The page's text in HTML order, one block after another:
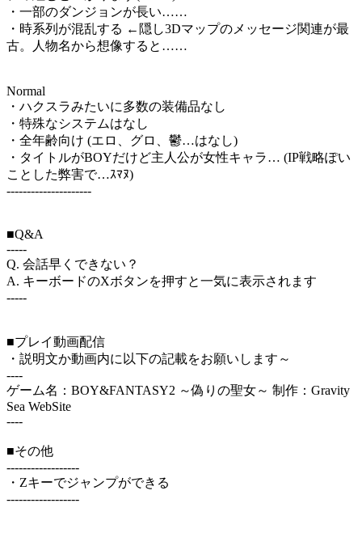
・一部のダンジョンが長い……
・時系列が混乱する ←隠し3Dマップのメッセージ関連が最
古。人物名から想像すると……
Normal
・ハクスラみたいに多数の装備品なし
・特殊なシステムはなし
・全年齢向け (エロ、グロ、鬱…はなし)
・タイトルがBOYだけど主人公が女性キャラ… (IP戦略ぽい
ことした弊害で…ｽﾏﾇ)
---------------------
■Q&A
-----
Q. 会話早くできない？
A. キーボードのXボタンを押すと一気に表示されます
-----
■プレイ動画配信
・説明文か動画内に以下の記載をお願いします～
----
ゲーム名：BOY&FANTASY2 ～偽りの聖女～ 制作：Gravity
Sea WebSite
----
■その他
------------------
・Zキーでジャンプができる
------------------